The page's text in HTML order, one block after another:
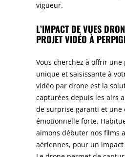
vigueur.
L’IMPACT DE VUES
PROJET VIDÉO À
Vous cherchez à offrir une
unique et saisissante à
vidéo par drone est la
capturées depuis les airs
de surprise garanti et une
émotionnelle forte.
aimons débuter nos films
aériennes, pour un